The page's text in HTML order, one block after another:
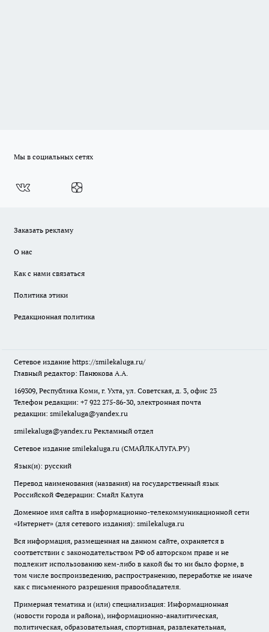
Мы в социальных сетях
Заказать рекламу
О нас
Как с нами связаться
Политика этики
Редакционная политика
Сетевое издание https://smilekaluga.ru/
Главный редактор: Панюкова А.А.
169309, Республика Коми, г. Ухта, ул. Советская, д. 3, офис 23
Телефон редакции: +7 922 275-86-30, электронная почта
редакции: smilekaluga@yandex.ru
smilekaluga@yandex.ru Рекламный отдел
Сетевое издание smilekaluga.ru (СМАЙЛКАЛУГА.РУ)
Язык(и): русский
Перевод наименования (названия) на государственный язык
Российской Федерации: Смайл Калуга
Доменное имя сайта в информационно-телекоммуникационной сети
«Интернет» (для сетевого издания): smilekaluga.ru
Вся информация, размещенная на данном сайте, охраняется в
соответствии с законодательством РФ об авторском праве и не
подлежит использованию кем-либо в какой бы то ни было форме, в
том числе воспроизведению, распространению, переработке не иначе
как с письменного разрешения правообладателя.
Примерная тематика и (или) специализация: Информационная
(новости города и района), информационно-аналитическая,
политическая, образовательная, спортивная, развлекательная,